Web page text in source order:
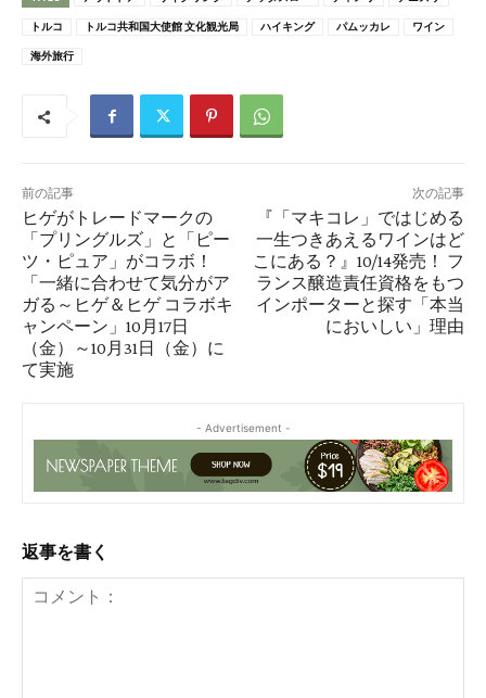
トルコ トルコ共和国大使館 文化観光局 ハイキング パムッカレ ワイン
海外旅行
前の記事
ヒゲがトレードマークの
「プリングルズ」と「ピー
ツ・ピュア」がコラボ！
「一緒に合わせて気分がア
ガる～ヒゲ＆ヒゲ コラボキ
ャンペーン」10月17日
（金）～10月31日（金）に
て実施
次の記事
『「マキコレ」ではじめる
一生つきあえるワインはど
こにある？』10/14発売！ フ
ランス醸造責任資格をもつ
インポーターと探す「本当
においしい」理由
- Advertisement -
返事を書く